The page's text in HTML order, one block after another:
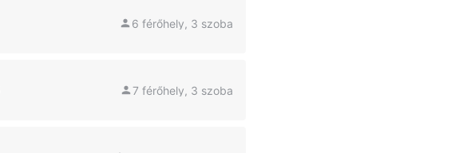
6 férőhely, 3 szoba
7 férőhely, 3 szoba